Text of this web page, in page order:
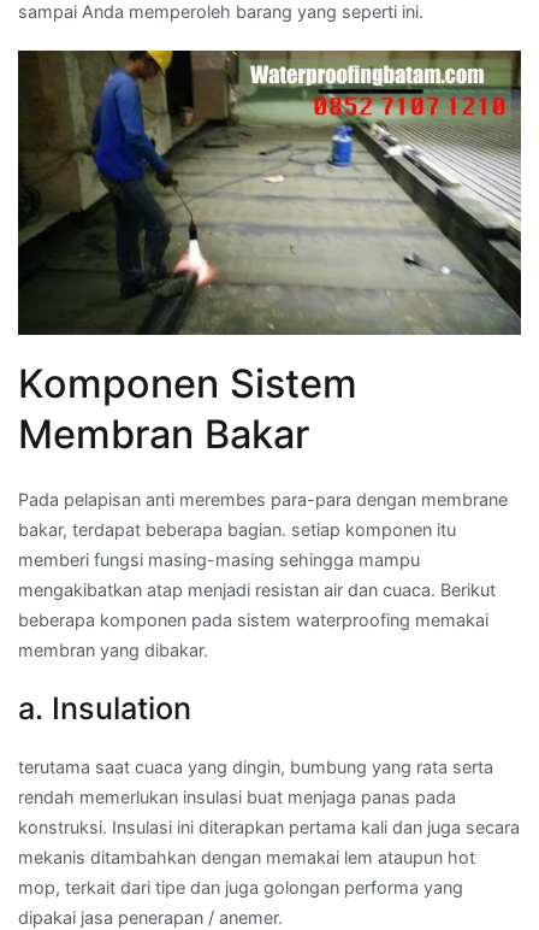
sampai Anda memperoleh barang yang seperti ini.
Komponen Sistem
Membran Bakar
Pada pelapisan anti merembes para-para dengan membrane
bakar, terdapat beberapa bagian. setiap komponen itu
memberi fungsi masing-masing sehingga mampu
mengakibatkan atap menjadi resistan air dan cuaca. Berikut
beberapa komponen pada sistem waterproofing memakai
membran yang dibakar.
a. Insulation
terutama saat cuaca yang dingin, bumbung yang rata serta
rendah memerlukan insulasi buat menjaga panas pada
konstruksi. Insulasi ini diterapkan pertama kali dan juga secara
mekanis ditambahkan dengan memakai lem ataupun hot
mop, terkait dari tipe dan juga golongan performa yang
dipakai jasa penerapan / anemer.